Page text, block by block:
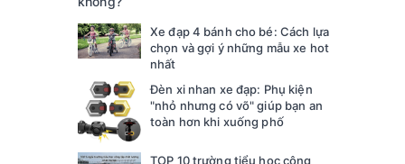
Xe đạp 4 bánh cho bé: Cách lựa
chọn và gợi ý những mẫu xe hot
nhất
Đèn xi nhan xe đạp: Phụ kiện
"nhỏ nhưng có võ" giúp bạn an
toàn hơn khi xuống phố
TOP 10 trường tiểu học công